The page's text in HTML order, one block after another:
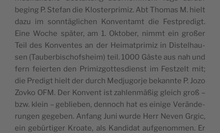
beging P. Ste­fan die Klo­s­ter­pri­miz. Abt Tho­mas M. hielt
dazu im sonn­täglic­hen Kon­ven­tamt die Fest­pre­digt.
Eine Woc­he später, am 1. Okt­ober, nimmt ein gro­ßer
Teil des Kon­ven­tes an der Hei­mat­pri­miz in Dis­tel­ha­u­
sen (Tau­ber­bi­sc­hofs­he­im) teil. 1000 Gäs­te aus nah und
fern fei­er­ten den Pri­miz­got­tes­di­enst im Fest­zelt mit;
die Pre­digt hielt der durch Med­ju­gor­je bekann­te P. Jozo
Zov­ko OFM. Der Kon­vent ist zahle­n­mäßig gle­ich groß –
bzw. kle­in – gebli­eben, den­noch hat es ein­ige Verän­de­
run­gen geg­eben. Anfang Juni wur­de Herr Neven Grgic,
ein gebür­ti­ger Kro­ate, als Kan­di­dat auf­ge­nom­men. Er